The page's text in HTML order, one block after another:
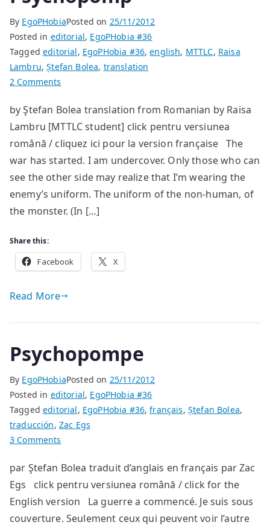
By EgoPHobiaPosted on 25/11/2012
Posted in editorial, EgoPHobia #36
Taggededitorial, EgoPHobia #36,english, MTTLC, Raisa
Lambru,Ștefan Bolea, translation
2 Comments
by Ştefan Bolea translation from Romanian by Raisa
Lambru [MTTLC student] click pentru versiunea
română / cliquez ici pour la version française The
war has started. I am undercover. Only those who can
see the other side may realize that I’m wearing the
enemy’s uniform. The uniform of the non-human, of
the monster. (In […]
Share this:
Facebook X
Read More
Psychopompe
By EgoPHobiaPosted on 25/11/2012
Posted in editorial, EgoPHobia #36
Taggededitorial, EgoPHobia #36,français, Ștefan Bolea,
traducción, Zac Egs
3 Comments
par Ştefan Bolea traduit d’anglais en français par Zac
Egs click pentru versiunea română / click for the
English version La guerre a commencé. Je suis sous
couverture. Seulement ceux qui peuvent voir l’autre